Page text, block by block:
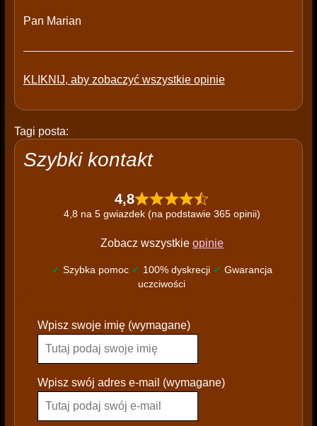
Pan Marian
KLIKNIJ, aby zobaczyć wszystkie opinie
Tagi posta:
Szybki kontakt
4,8
4,8 na 5 gwiazdek (na podstawie 365 opinii)
Zobacz wszystkie opinie
✔ Szybka pomoc ✔ 100% dyskrecji ✔ Gwarancja
uczciwości
l
a
s
Wpisz swoje imię (wymagane)
Wpisz swój adres e-mail (wymagane)